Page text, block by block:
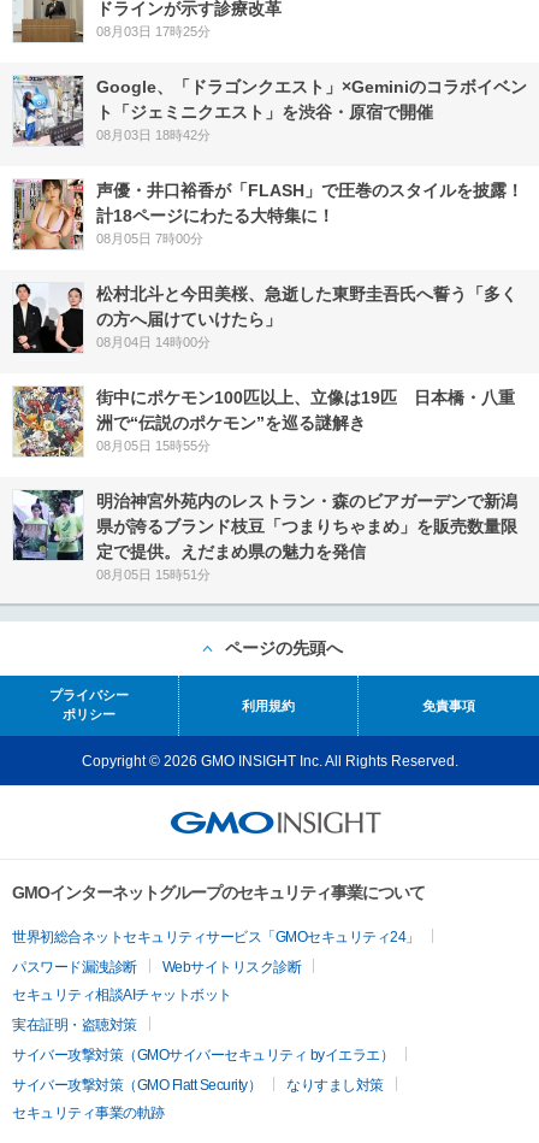
ドラインが示す診療改革
08月03日 17時25分
Google、「ドラゴンクエスト」×Geminiのコラボイベン
ト「ジェミニクエスト」を渋谷・原宿で開催
08月03日 18時42分
声優・井口裕香が「FLASH」で圧巻のスタイルを披露！
計18ページにわたる大特集に！
08月05日 7時00分
松村北斗と今田美桜、急逝した東野圭吾氏へ誓う「多く
の方へ届けていけたら」
08月04日 14時00分
街中にポケモン100匹以上、立像は19匹 日本橋・八重
洲で“伝説のポケモン”を巡る謎解き
08月05日 15時55分
明治神宮外苑内のレストラン・森のビアガーデンで新潟
県が誇るブランド枝豆「つまりちゃまめ」を販売数量限
定で提供。えだまめ県の魅力を発信
08月05日 15時51分
ページの先頭へ
プライバシー
ポリシー
利用規約 免責事項
Copyright © 2026 GMO INSIGHT Inc. All Rights Reserved.
GMOインターネットグループのセキュリティ事業について
世界初総合ネットセキュリティサービス「GMOセキュリティ24」
パスワード漏洩診断
Webサイトリスク診断
セキュリティ相談AIチャットボット
実在証明・盗聴対策
サイバー攻撃対策（GMOサイバーセキュリティ byイエラエ）
サイバー攻撃対策（GMO Flatt Security）
なりすまし対策
セキュリティ事業の軌跡